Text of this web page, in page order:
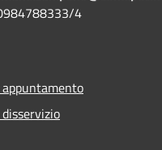
4